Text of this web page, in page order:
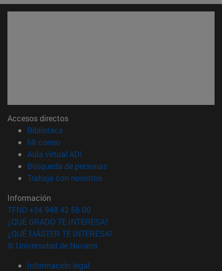
Accesos directos
Biblioteca
Mi correo(abre en nueva ventana)
Aula virtual ADI
Búsqueda de personas(abre en nueva ventana)
Trabaja con nosotros(abre en nueva ventana)
Información
TFNO +34 948 42 56 00
¿QUÉ GRADO TE INTERESA?
¿QUÉ MÁSTER TE INTERESA?
© Universidad de Navarra
Información legal